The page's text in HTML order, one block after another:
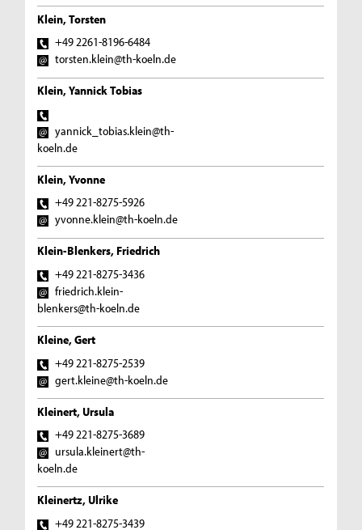
Klein, Torsten
+49 2261-8196-6484
torsten.klein@th-koeln.de
Klein, Yannick Tobias
yannick_tobias.klein@th-
koeln.de
Klein, Yvonne
+49 221-8275-5926
yvonne.klein@th-koeln.de
Klein-Blenkers, Friedrich
+49 221-8275-3436
friedrich.klein-
blenkers@th-koeln.de
Kleine, Gert
+49 221-8275-2539
gert.kleine@th-koeln.de
Kleinert, Ursula
+49 221-8275-3689
ursula.kleinert@th-
koeln.de
Kleinertz, Ulrike
+49 221-8275-3439